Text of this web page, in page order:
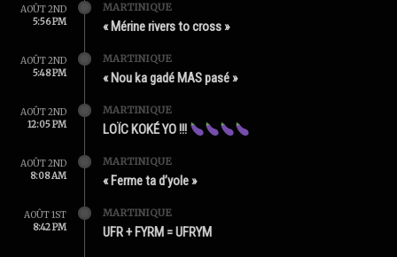
AOÛT 2ND
5:56 PM
MARTINIQUE
« Mérine rivers to cross »
AOÛT 2ND
5:48 PM
MARTINIQUE
« Nou ka gadé MAS pasé »
AOÛT 2ND
12:05 PM
MARTINIQUE
LOÏC KOKÉ YO !!!
AOÛT 2ND
8:08 AM
MARTINIQUE
« Ferme ta d’yole »
AOÛT 1ST
8:42 PM
MARTINIQUE
UFR + FYRM = UFRYM